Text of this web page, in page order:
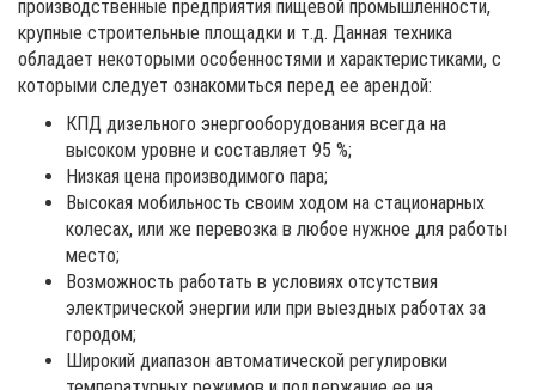
производственные предприятия пищевой промышленности,
крупные строительные площадки и т.д. Данная техника
обладает некоторыми особенностями и характеристиками, с
которыми следует ознакомиться перед ее арендой:
КПД дизельного энергооборудования всегда на
высоком уровне и составляет 95 %;
Низкая цена производимого пара;
Высокая мобильность своим ходом на стационарных
колесах, или же перевозка в любое нужное для работы
место;
Возможность работать в условиях отсутствия
электрической энергии или при выездных работах за
городом;
Широкий диапазон автоматической регулировки